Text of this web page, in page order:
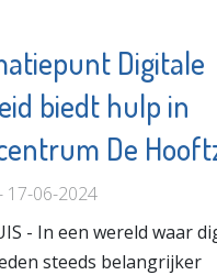
Digitale
biedt hulp in
De
17-06-2024
- In een wereld waar
steeds belangrijker